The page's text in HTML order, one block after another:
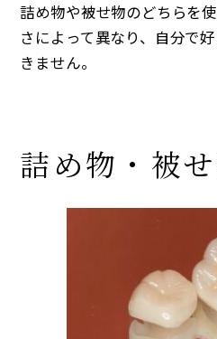
詰め物や被せ物のどちらを
さによって異なり、自分で
きません。
詰め物・被